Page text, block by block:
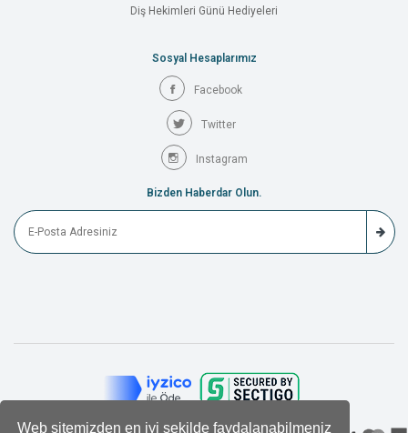
Web sitemizden en iyi şekilde faydalanabilmeniz
Diş Hekimleri Günü Hediyeleri
Sosyal Hesaplarımız
Facebook
Twitter
Instagram
Bizden Haberdar Olun.